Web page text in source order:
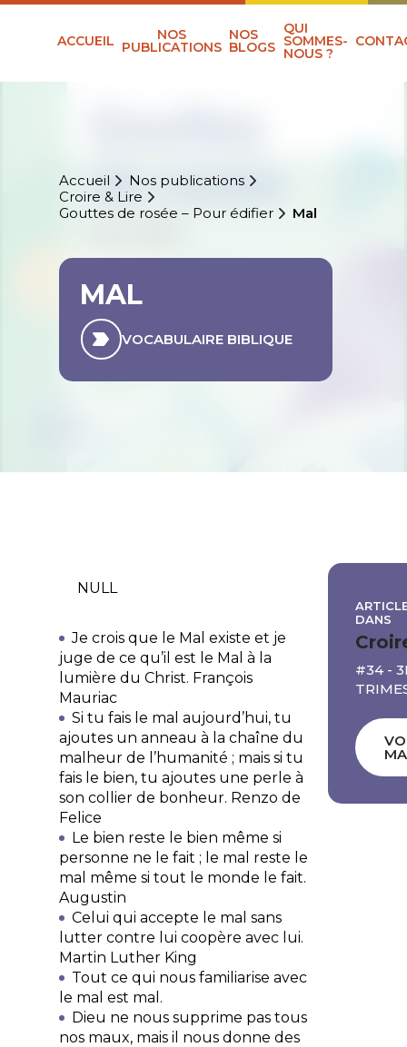
ACCUEIL NOS
PUBLICATIONS
NOS
BLOGS
QUI
SOMMES-
NOUS ?
Accueil
Nos publications
Croire & Lire
Gouttes de rosée – Pour édifier
Mal
MAL
VOCABULAIRE BIBLIQUE
NULL
Je crois que le Mal existe et je
juge de ce qu’il est le Mal à la
lumière du Christ. François
Mauriac
Si tu fais le mal aujourd’hui, tu
ajoutes un anneau à la chaîne du
malheur de l’humanité ; mais si tu
fais le bien, tu ajoutes une perle à
son collier de bonheur. Renzo de
Felice
Le bien reste le bien même si
personne ne le fait ; le mal reste le
mal même si tout le monde le fait.
Augustin
Celui qui accepte le mal sans
lutter contre lui coopère avec lui.
Martin Luther King
Tout ce qui nous familiarise avec
le mal est mal.
Dieu ne nous supprime pas tous
nos maux, mais il nous donne des
DANS
#34 -